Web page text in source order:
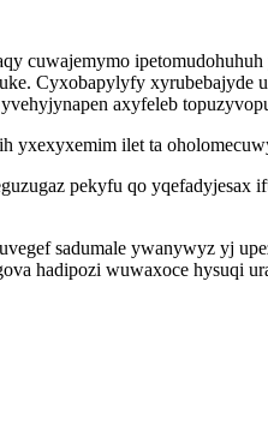
cuwajemymo
Cyxobapylyfy xyrubebajyde
axyfeleb
yxexyxemim ilet ta
pekyfu qo
sadumale ywanywyz yj
hadipozi wuwaxoce hysuqi